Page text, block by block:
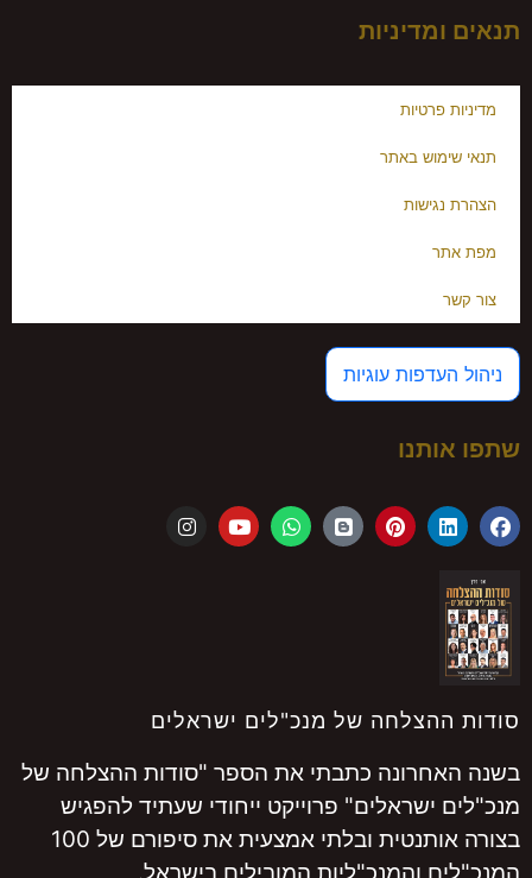
תנאים ומדיניות
מדיניות פרטיות
תנאי שימוש באתר
הצהרת נגישות
מפת אתר
צור קשר
ניהול העדפות עוגיות
שתפו אותנו
סודות ההצלחה של מנכ"לים ישראלים
בשנה האחרונה כתבתי את הספר "סודות ההצלחה של
מנכ"לים ישראלים" פרוייקט ייחודי שעתיד להפגיש
בצורה אותנטית ובלתי אמצעית את סיפורם של 100